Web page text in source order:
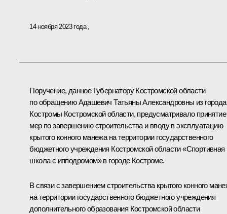
14 ноября 2023 года
Поручение, данное Губернатору Костромской области
по обращению Адашевич Татьяны Александровны из города
Костромы Костромской области, предусматривало принятие
мер по завершению строительства и вводу в эксплуатацию
крытого конного манежа на территории государственного
бюджетного учреждения Костромской области «Спортивная
школа с ипподромом» в городе Костроме.
В связи с завершением строительства крытого конного
на территории государственного бюджетного учреждения
дополнительного образования Костромской области